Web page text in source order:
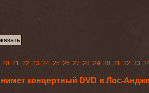
20 21 22 23 24 25 26 27 28 29 30 31 32 33
концертный DVD в Лос-